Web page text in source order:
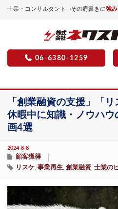
士業・コンサルタント - その肩書きに強み
06-6380-1259
「創業融資の支援」「
休暇中に知識・ノウハ
画4選
2024-8-8
顧客獲得
リスケ 事業再生 創業融資 士業の